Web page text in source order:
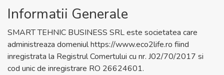
Informatii Generale
SMART TEHNIC BUSINESS SRL este societatea care
administreaza domeniulhttps://www.eco2life.ro fiind
inregistrata la Registrul Comertului cu nr. J02/70/2017 si
cod unic de inregistrare RO 26624601.